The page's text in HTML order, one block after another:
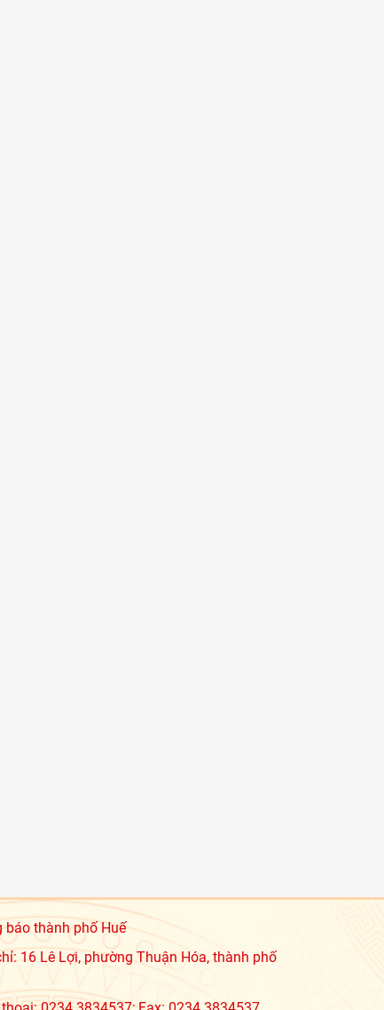
báo thành phố Huế
16 Lê Lợi, phường Thuận Hóa, thành phố